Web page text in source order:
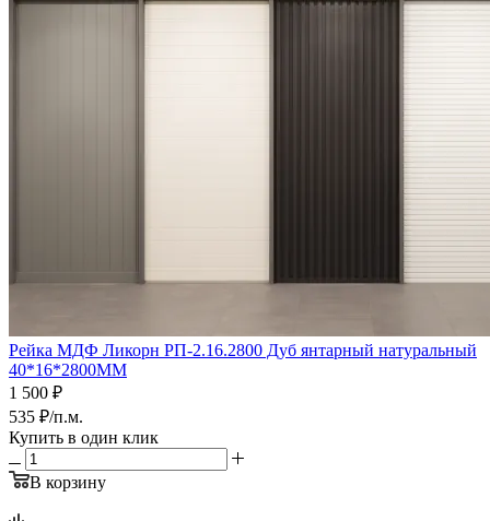
Рейка МДФ Ликорн РП-2.16.2800 Дуб янтарный натуральный
40*16*2800ММ
1 500 ₽
535 ₽/п.м.
Купить в один клик
В корзину